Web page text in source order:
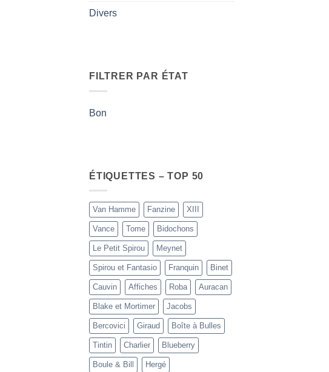
Divers
FILTRER PAR ÉTAT
Bon
ÉTIQUETTES – TOP 50
Van Hamme Fanzine XIII
Vance Tome Bidochons
Le Petit Spirou Meynet
Spirou et Fantasio Franquin Binet
Cauvin Affiches Roba Auracan
Blake et Mortimer Jacobs
Bercovici Giraud Boîte à Bulles
Tintin Charlier Blueberry
Boule & Bill Hergé